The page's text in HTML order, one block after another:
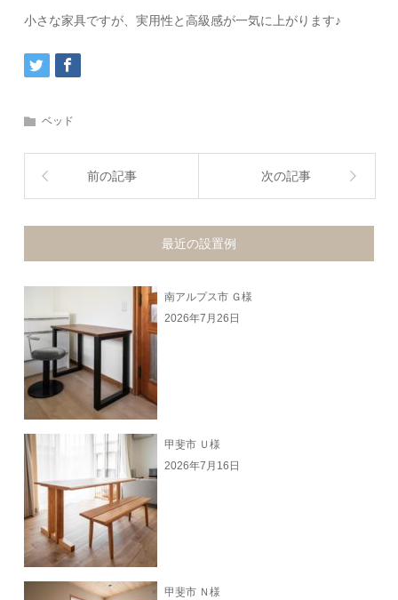
小さな家具ですが、実用性と高級感が一気に上がります♪
ベッド
前の記事 次の記事
最近の設置例
南アルプス市 Ｇ様
2026年7月26日
甲斐市 Ｕ様
2026年7月16日
甲斐市 Ｎ様